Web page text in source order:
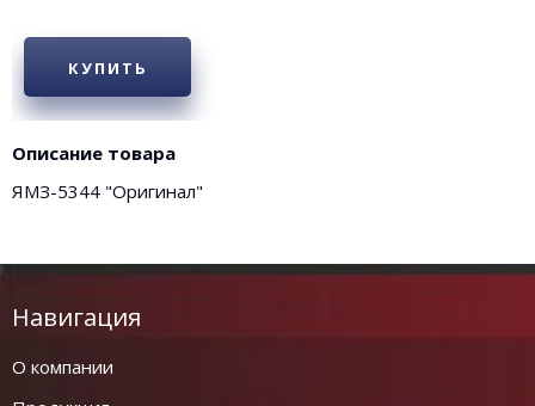
КУПИТЬ
Описание товара
ЯМЗ-5344 "Оригинал"
Навигация
О компании